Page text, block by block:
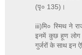
(पृ० 135)।
iii)मि० स्मिथ ने
इनमें कुछ हूण लोग
गुर्जरों के साथ इन